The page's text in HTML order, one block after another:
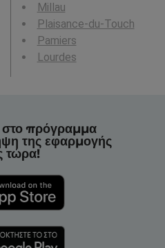
Millau
Plaisance-du-Touch
Pamiers
Lourdes
στο πρόγραμμα
της εφαρμογής
τώρα!